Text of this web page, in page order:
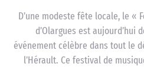
D’une modeste fête locale, le «
d’Olargues est aujourd’hui
événement célèbre dans tout le
l’Hérault. Ce festival de